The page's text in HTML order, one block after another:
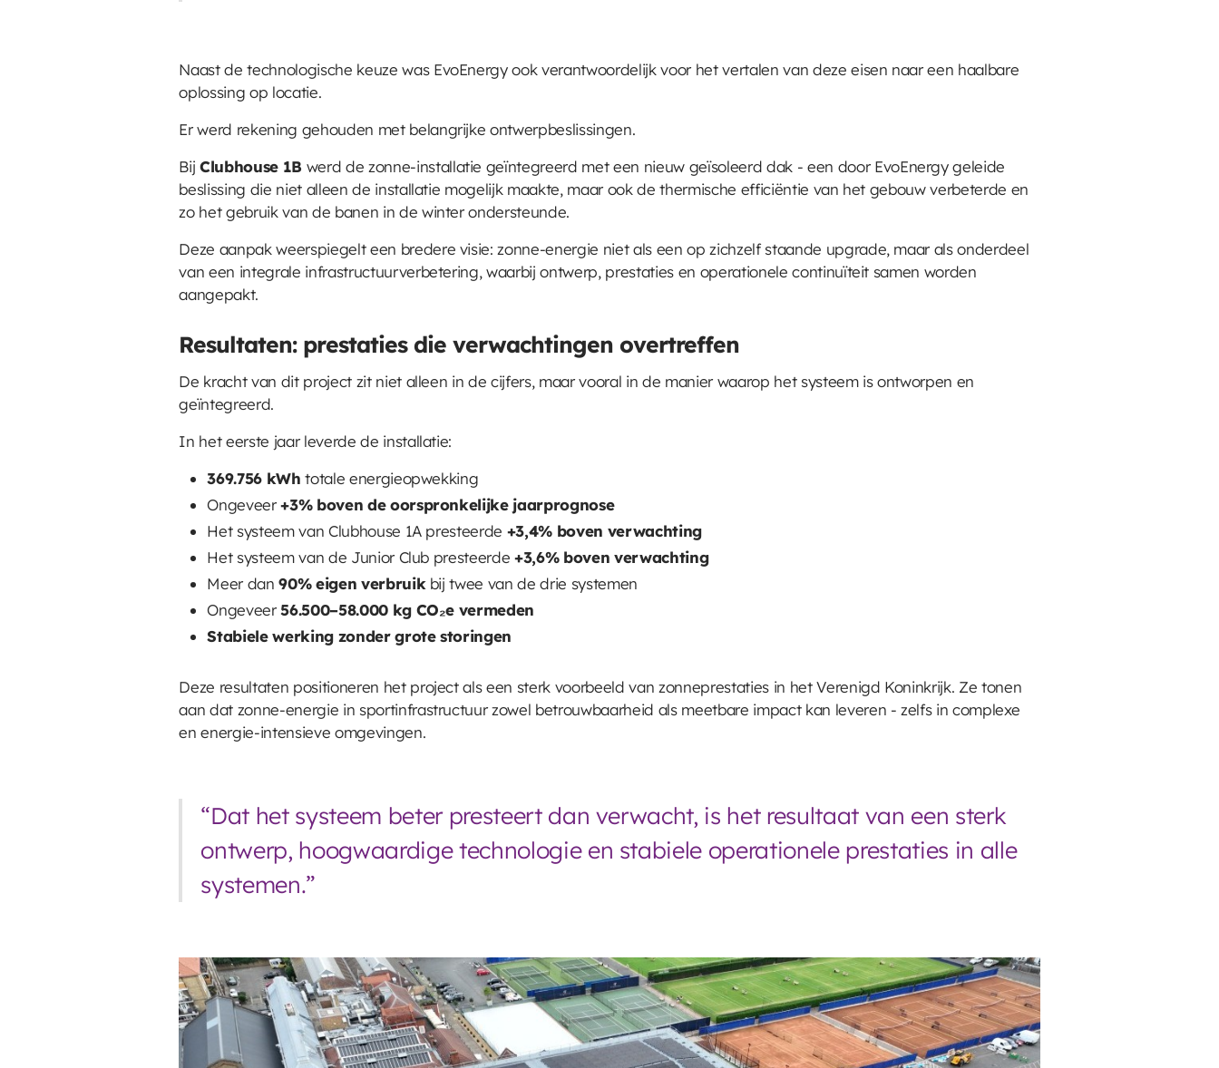
Naast de technologische keuze was EvoEnergy ook verantwoordelijk voor het vertalen van deze eisen naar een haalbare
oplossing op locatie.
Er werd rekening gehouden met belangrijke ontwerpbeslissingen.
BijClubhouse 1B werd de zonne-installatie geïntegreerd met een nieuw geïsoleerd dak - een door EvoEnergy geleide
beslissing die niet alleen de installatie mogelijk maakte, maar ook de thermische efficiëntie van het gebouw verbeterde en
zo het gebruik van de banen in de winter ondersteunde.
Deze aanpak weerspiegelt een bredere visie: zonne-energie niet als een op zichzelf staande upgrade, maar als onderdeel
van een integrale infrastructuurverbetering, waarbij ontwerp, prestaties en operationele continuïteit samen worden
aangepakt.
Resultaten: prestaties die verwachtingen overtreffen
De kracht van dit project zit niet alleen in de cijfers, maar vooral in de manier waarop het systeem is ontworpen en
geïntegreerd.
In het eerste jaar leverde de installatie:
369.756 kWh totale energieopwekking
Ongeveer+3% boven de oorspronkelijke jaarprognose
Het systeem van Clubhouse 1A presteerde +3,4% boven verwachting
Het systeem van de Junior Club presteerde+3,6% boven verwachting
Meer dan90% eigen verbruikbij twee van de drie systemen
Ongeveer56.500–58.000 kg CO₂e vermeden
Stabiele werking zonder grote storingen
Deze resultaten positioneren het project als een sterk voorbeeld van zonneprestaties in het Verenigd Koninkrijk. Ze tonen
aan dat zonne-energie in sportinfrastructuur zowel betrouwbaarheid als meetbare impact kan leveren - zelfs in complexe
en energie-intensieve omgevingen.
“Dat het systeem beter presteert dan verwacht, is het resultaat van een sterk
ontwerp, hoogwaardige technologie en stabiele operationele prestaties in alle
systemen.”